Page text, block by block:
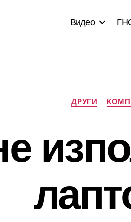
Видео
ДРУГИ